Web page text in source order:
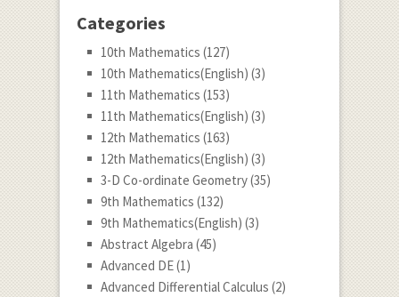
Categories
10th Mathematics (127)
10th Mathematics(English) (3)
11th Mathematics (153)
11th Mathematics(English) (3)
12th Mathematics (163)
12th Mathematics(English) (3)
3-D Co-ordinate Geometry(35)
9th Mathematics (132)
9th Mathematics(English) (3)
Abstract Algebra (45)
Advanced DE(1)
Advanced Differential Calculus (2)